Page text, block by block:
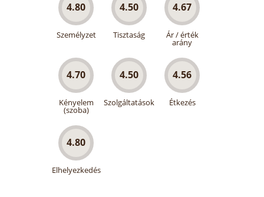
4.80
Személyzet
4.50
Tisztaság
4.67
Ár / érték
arány
4.70
Kényelem
(szoba)
4.50
Szolgáltatások
4.56
Étkezés
4.80
Elhelyezkedés